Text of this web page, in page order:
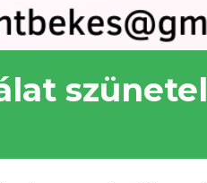
szünetel